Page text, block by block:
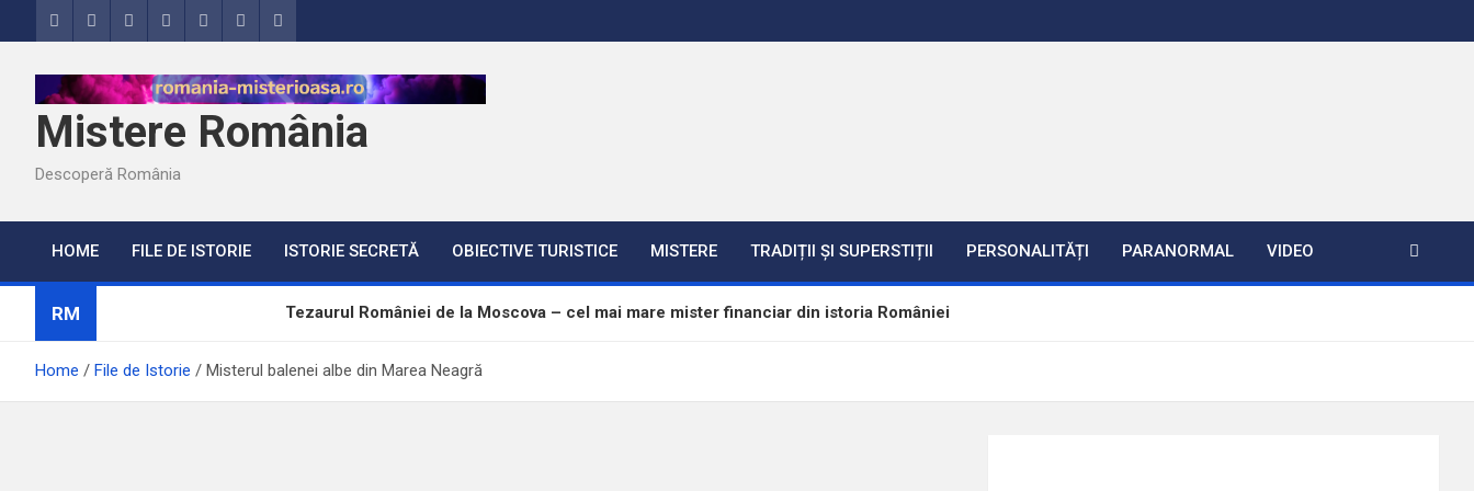
to
Mistere România
Descoperă România
HOME FILE DE ISTORIE ISTORIE SECRETĂ OBIECTIVE TURISTICE MISTERE TRADIȚII ȘI SUPERSTIȚII PERSONALITĂȚI PARANORMAL VIDEO
RM Tezaurul României de la Moscova – cel mai mare mister financiar din istoria României
Misterele lui Ștefan cel Mare – între istorie, legendă și adevăr
Home File de Istorie Misterul balenei albe din Marea Neagră